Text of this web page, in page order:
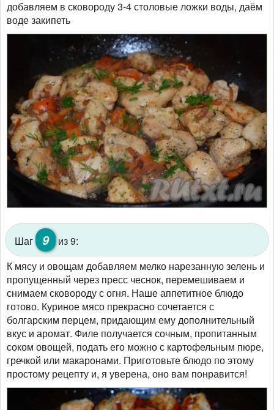
добавляем в сковороду 3-4 столовые ложки воды, даём
воде закипеть
Шаг 9
из 9:
К мясу и овощам добавляем мелко нарезанную зелень и
пропущенный через пресс чеснок, перемешиваем и
снимаем сковороду с огня. Наше аппетитное блюдо
готово. Куриное мясо прекрасно сочетается с
болгарским перцем, придающим ему дополнительный
вкус и аромат. Филе получается сочным, пропитанным
соком овощей, подать его можно с картофельным пюре,
гречкой или макаронами. Приготовьте блюдо по этому
простому рецепту и, я уверена, оно вам понравится!